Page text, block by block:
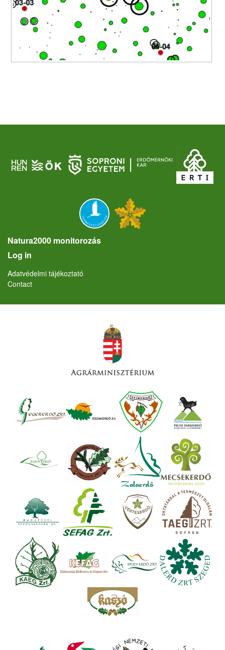
Natura2000 monitorozás
User account menu
Log in
Lábléc
Adatvédelmi tájékoztató
Contact